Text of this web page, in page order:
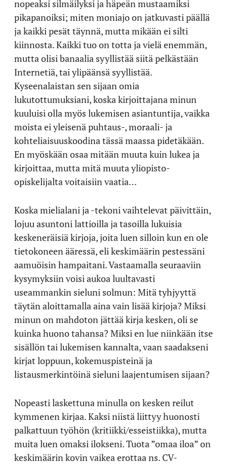
nopeaksi silmäilyksi ja häpeän mustaamiksi
pikapanoiksi; miten moniajo on jatkuvasti päällä
ja kaikki pesät täynnä, mutta mikään ei silti
kiinnosta. Kaikki tuo on totta ja vielä enemmän,
mutta olisi banaalia syyllistää siitä pelkästään
Internetiä, tai ylipäänsä syyllistää.
Kyseenalaistan sen sijaan omia
lukutottumuksiani, koska kirjoittajana minun
kuuluisi olla myös lukemisen asiantuntija, vaikka
moista ei yleisenä puhtaus-, moraali- ja
kohteliaisuuskoodina tässä maassa pidetäkään.
En myöskään osaa mitään muuta kuin lukea ja
kirjoittaa, mutta mitä muuta yliopisto-
opiskelijalta voitaisiin vaatia…
Koska mielialani ja -tekoni vaihtelevat päivittäin,
lojuu asuntoni lattioilla ja tasoilla lukuisia
keskeneräisiä kirjoja, joita luen silloin kun en ole
tietokoneen ääressä, eli keskimäärin pestessäni
aamuöisin hampaitani. Vastaamalla seuraaviin
kysymyksiin voisi aukoa luultavasti
useammankin sieluni solmun: Mitä tyhjyyttä
täytän aloittamalla aina vain lisää kirjoja? Miksi
minun on mahdoton jättää kirja kesken, oli se
kuinka huono tahansa? Miksi en lue niinkään itse
sisällön tai lukemisen kannalta, vaan saadakseni
kirjat loppuun, kokemuspisteinä ja
listausmerkintöinä sieluni laajentumisen sijaan?
Nopeasti laskettuna minulla on kesken reilut
kymmenen kirjaa. Kaksi niistä liittyy huonosti
palkattuun työhön (kritiikki/esseistiikka), mutta
muita luen omaksi ilokseni. Tuota ”omaa iloa” on
keskimäärin kovin vaikea erottaa ns. CV-